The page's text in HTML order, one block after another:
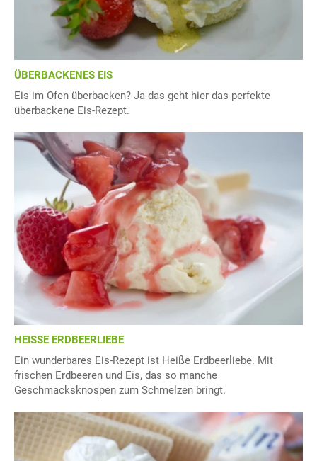
ÜBERBACKENES EIS
Eis im Ofen überbacken? Ja das geht hier das perfekte
überbackene Eis-Rezept.
HEISSE ERDBEERLIEBE
Ein wunderbares Eis-Rezept ist Heiße Erdbeerliebe. Mit
frischen Erdbeeren und Eis, das so manche
Geschmacksknospen zum Schmelzen bringt.